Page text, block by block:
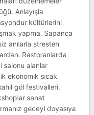
Anlayışla
kültürlerini
yapma. Sapanca
anılarla stresten
Restoranlarda
salonu alanlar
ekonomik sıcak
göl festivalleri.
sanat
geceyi doyasıya